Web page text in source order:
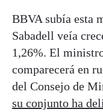
BBVA subía esta
Sabadell veía
1,26%. El
comparecerá en
del Consejo de
su conjunto ha